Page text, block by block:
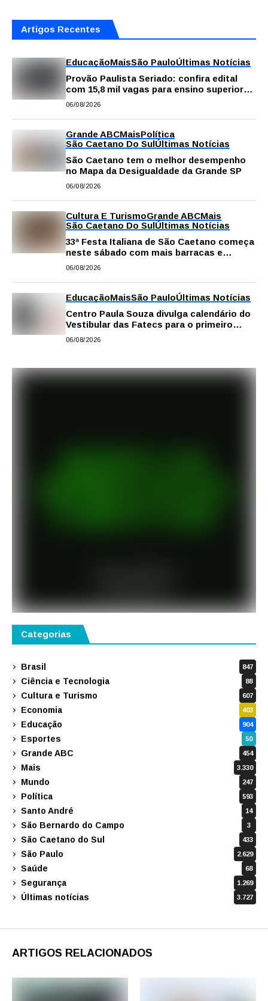
Artigos Recentes
EducaçãoMaisSão PauloÚltimas Notícias
Provão Paulista Seriado: confira edital
com 15,8 mil vagas para ensino superior
público
06/08/2026
Grande ABCMaisPolítica
São Caetano Do SulÚltimas Notícias
São Caetano tem o melhor desempenho
no Mapa da Desigualdade da Grande SP
06/08/2026
Cultura E TurismoGrande ABCMais
São Caetano Do SulÚltimas Notícias
33ª Festa Italiana de São Caetano começa
neste sábado com mais barracas e
novidades em decoração e atrações
06/08/2026
EducaçãoMaisSão PauloÚltimas Notícias
Centro Paula Souza divulga calendário do
Vestibular das Fatecs para o primeiro
semestre de 2027
06/08/2026
Categorias
Brasil 847
Ciência e Tecnologia 88
Cultura e Turismo 607
Economia 403
Educação 904
Esportes 50
Grande ABC 454
Mais 3.330
Mundo 247
Política 593
Santo André 14
São Bernardo do Campo 3
São Caetano do Sul 433
São Paulo 2.629
Saúde 68
Segurança 1.269
Últimas notícias 3.727
ARTIGOS RELACIONADOS